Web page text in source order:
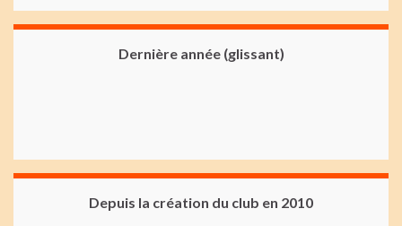
Dernière année (glissant)
Depuis la création du club en 2010